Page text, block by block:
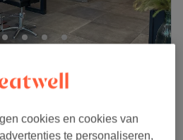
Laat zien op de kaart
haar - vanaf
cookies en cookies van
te personaliseren,